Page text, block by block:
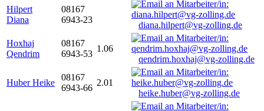
Hilpert
Diana
08167
6943-23
diana.hilpert@vg-zolling.de
Hoxhaj
Qendrim
08167
6943-53
1.06
qendrim.hoxhaj@vg-zolling.de
Huber Heike
08167
6943-66
2.01
heike.huber@vg-zolling.de